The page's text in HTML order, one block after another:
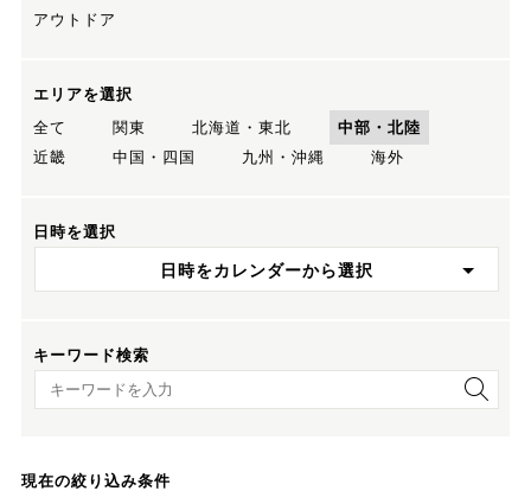
アウトドア
エリアを選択
全て
関東 北海道・東北
中部・北陸
近畿
中国・四国 九州・沖縄 海外
日時を選択
日時をカレンダーから選択
キーワード検索
キーワード検索
現在の絞り込み条件